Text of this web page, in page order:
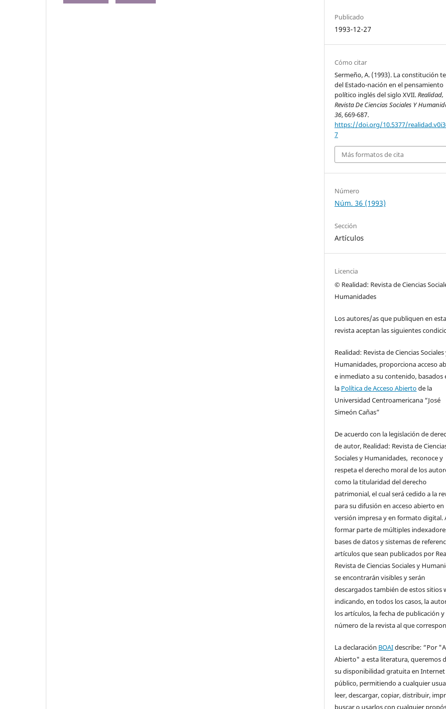
Publicado
1993-12-27
Cómo citar
Sermeño, A. (1993). La constitución
del Estado-nación en el pensamiento
político inglés del siglo XVII.Realidad,
Revista De Ciencias Sociales Y
36, 669-687.
https://doi.org/10.5377/
7
Más formatos de cita
Número
Núm. 36 (1993)
Sección
Artículos
Licencia
© Realidad: Revista de Ciencias
Humanidades
Los autores/as que publiquen en esta
revista aceptan las siguientes
Realidad: Revista de Ciencias Sociales
Humanidades, proporciona acceso
e inmediato a su contenido, basados
la Política de Acceso Abiertode la
Universidad Centroamericana “José
Simeón Cañas”
De acuerdo con la legislación de
de autor, Realidad: Revista de
Sociales y Humanidades, reconoce y
respeta el derecho moral de los
como la titularidad del derecho
patrimonial, el cual será cedido a la
para su difusión en acceso abierto en
versión impresa y en formato digital.
formar parte de múltiples
bases de datos y sistemas de
artículos que sean publicados por
Revista de Ciencias Sociales y
se encontrarán visibles y serán
descargados también de estos sitios
indicando, en todos los casos, la
los artículos, la fecha de publicación y
número de la revista al que
La declaración BOAIdescribe: “Por
Abierto" a esta literatura, queremos
su disponibilidad gratuita en Internet
público, permitiendo a cualquier
leer, descargar, copiar, distribuir,
buscar o usarlos con cualquier